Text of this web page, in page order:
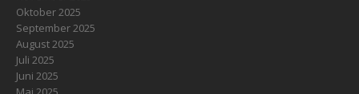
Oktober 2025
September 2025
August 2025
Juli 2025
Juni 2025